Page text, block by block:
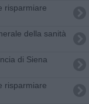
risparmiare
della sanità
di Siena
risparmiare